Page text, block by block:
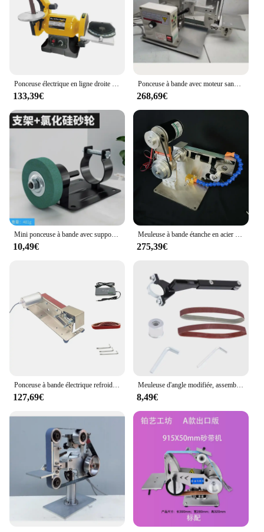
Ponceuse électrique en ligne droite avec moteur à induction, polissage du bois, vitesse variable, ponceuse à disque à bande, offre spéciale
133,39€
Ponceuse à bande avec moteur sans balais, polisseuse, affû70., polissage, rectifieuse, 915 W, 750x50mm
268,69€
Mini ponceuse à bande avec support de conversion, meuleuse et polisseuse, kit de convertisseur d'affûtage de polissage des métaux avec meule
10,49€
Meuleuse à bande étanche en acier inoxydable, affû70.de couteaux refroidie à l'eau, ponceuse à bande, polissage, rectifieuse, haute qualité
275,39€
127,69€
Meuleuse d'angle modifiée, assemblage modifié, ponceuse à bande modifiée, calcul, ponceuse à bande de travail, meulage, rouille, polissage, transfert
8,49€